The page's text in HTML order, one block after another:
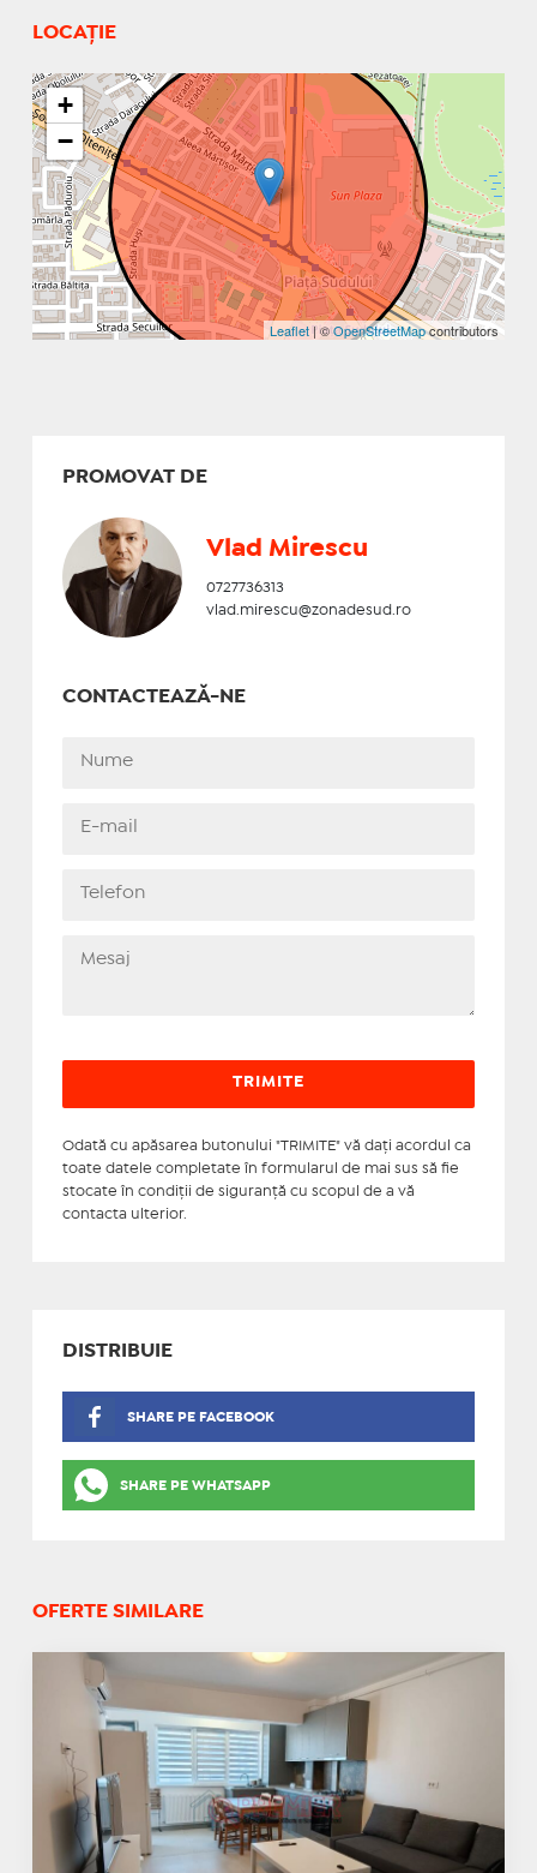
LOCAȚIE
+
−
Leaflet| ©OpenStreetMapcontributors
PROMOVAT DE
Vlad Mirescu
0727736313
vlad.mirescu@zonadesud.ro
CONTACTEAZĂ-NE
Odată cu apăsarea butonului "TRIMITE" vă daţi acordul ca
toate datele completate în formularul de mai sus să fie
stocate în condiţii de siguranţă cu scopul de a vă
contacta ulterior.
DISTRIBUIE
SHARE PE FACEBOOK
SHARE PE WHATSAPP
OFERTE SIMILARE